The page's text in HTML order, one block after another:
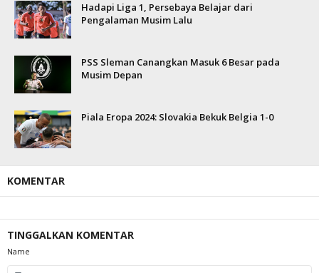
Hadapi Liga 1, Persebaya Belajar dari
Pengalaman Musim Lalu
PSS Sleman Canangkan Masuk 6 Besar pada
Musim Depan
Piala Eropa 2024: Slovakia Bekuk Belgia 1-0
KOMENTAR
TINGGALKAN KOMENTAR
Name